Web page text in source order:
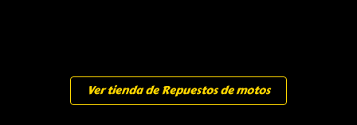
Ver tienda de Repuestos de motos